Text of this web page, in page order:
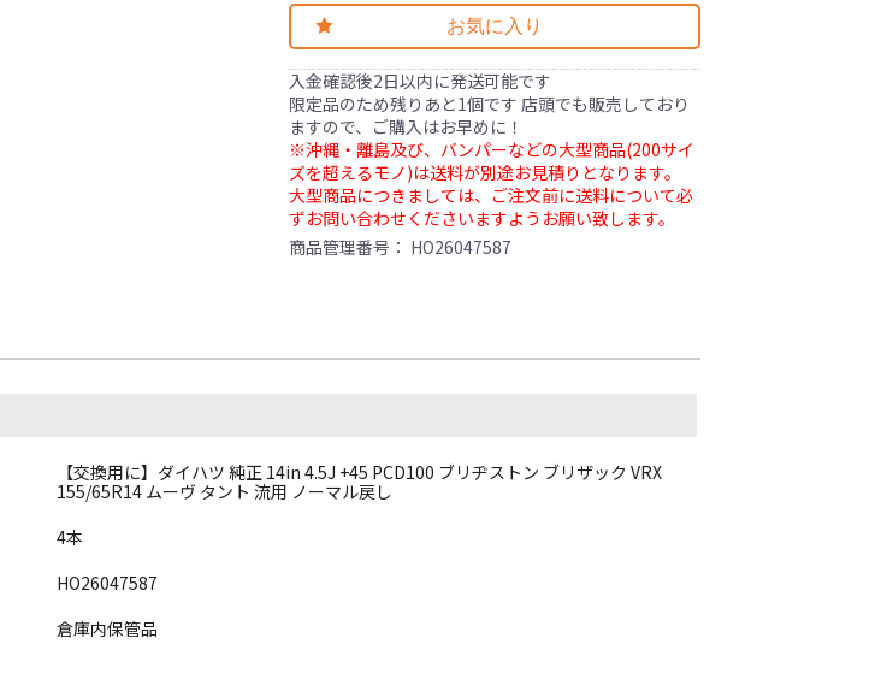
お気に入り
入金確認後2日以内に発送可能です
限定品のため残りあと1個です 店頭でも販売しており
ますので、ご購入はお早めに！
※沖縄・離島及び、バンパーなどの大型商品(200サイ
ズを超えるモノ)は送料が別途お見積りとなります。
大型商品につきましては、ご注文前に送料について必
ずお問い合わせくださいますようお願い致します。
商品管理番号： HO26047587
【交換用に】ダイハツ 純正 14in 4.5J +45 PCD100 ブリヂストン ブリザック VRX
155/65R14 ムーヴ タント 流用 ノーマル戻し
4本
HO26047587
倉庫内保管品